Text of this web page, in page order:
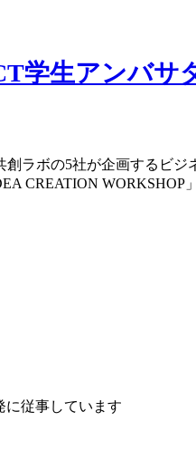
学生アンバサ
創ラボの5社が企画するビ
CREATION WORKSHOP
に従事しています